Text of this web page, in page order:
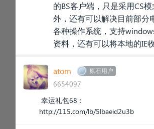
的BS客户端，只是采用CS
外，还有可以解决目前部分
各种操作系统，支持
资料，还有可以将本地的IE
atom 原石用户
6654097
幸运礼包68：
http://115.com/lb/5lbaeid2u3b